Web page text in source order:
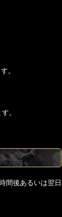
。
。
間後あるいは翌日